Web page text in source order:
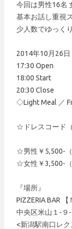
今回は男性16名
基本お話し重視
少人数でゆっく
2014年10月26日
17:30 Open
18:00 Start
20:30 Close
◇Light Meal ／
☆ドレスコード
☆男性￥5,500-（
☆女性￥3,500-（
『場所』
PIZZERIA BAR
中央区米山１-９
<新潟駅南口レ